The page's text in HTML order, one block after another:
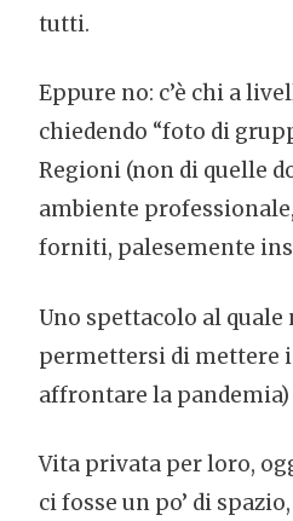
tutti.
Eppure no: c’è chi a
chiedendo “foto di
Regioni (non di quelle
ambiente
forniti, palesemente
Uno spettacolo al
permettersi di mettere
affrontare la pandemia)
Vita privata per loro,
ci fosse un po’ di